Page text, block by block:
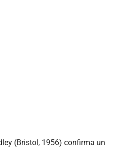
(Bristol, 1956) confirma un